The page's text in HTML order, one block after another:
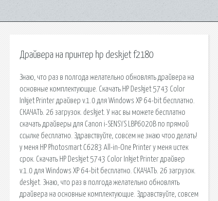
Драйвера на принтер hp deskjet f2180
Знаю, что раз в полгода желательно обновлять драйвера на
основные комплектующие. Скачать HP Deskjet 5743 Color
Inkjet Printer драйвер v.1.0 для Windows XP 64-bit бесплатно.
СКАЧАТЬ. 26 загрузок. deskjet. У нас вы можете бесплатно
скачать драйверы для Canon i-SENSYS LBP6020B по прямой
ссылке бесплатно. Здравствуйте, совсем не знаю чтоо делать!
у меня HP Photosmart C6283 All-in-One Printer у меня истек
срок. Скачать HP Deskjet 5743 Color Inkjet Printer драйвер
v.1.0 для Windows XP 64-bit бесплатно. СКАЧАТЬ. 26 загрузок.
deskjet. Знаю, что раз в полгода желательно обновлять
драйвера на основные комплектующие. Здравствуйте, совсем